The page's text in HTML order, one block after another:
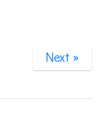
Next »